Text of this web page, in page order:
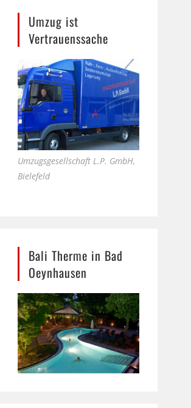
Umzug ist
Vertrauenssache
Umzugsgesellschaft L.P. GmbH,
Bielefeld
Bali Therme in Bad
Oeynhausen